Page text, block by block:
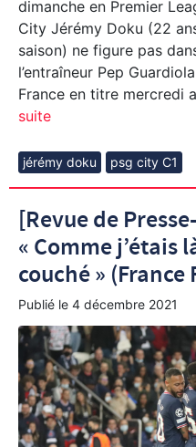
dimanche en Premier
City Jérémy Doku (22
saison) ne figure pas
l’entraîneur Pep
France en titre mercredi
suite
jérémy doku psg city C1
[Revue de
« Comme j’étais
couché »
Publié le 4 décembre 2021